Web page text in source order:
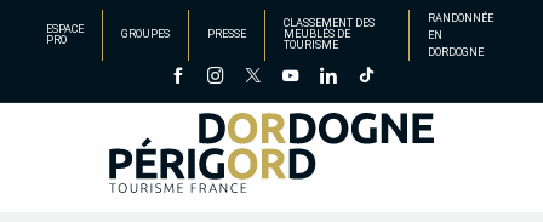
principal
ESPACE
PRO
GROUPES PRESSE
CLASSEMENT DES
MEUBLÉS DE
TOURISME
RANDONNÉE
EN
DORDOGNE